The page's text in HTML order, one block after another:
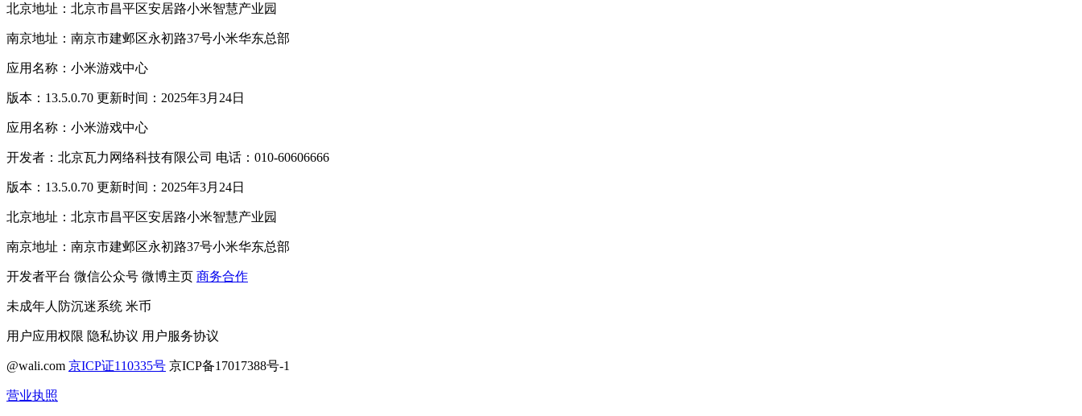
北京地址：北京市昌平区安居路小米智慧产业园
南京地址：南京市建邺区永初路37号小米华东总部
应用名称：小米游戏中心
版本：13.5.0.70 更新时间：2025年3月24日
应用名称：小米游戏中心
开发者：北京瓦力网络科技有限公司 电话：010-60606666
版本：13.5.0.70 更新时间：2025年3月24日
北京地址：北京市昌平区安居路小米智慧产业园
南京地址：南京市建邺区永初路37号小米华东总部
开发者平台 微信公众号 微博主页 商务合作
未成年人防沉迷系统 米币
用户应用权限 隐私协议 用户服务协议
@wali.com 京ICP证110335号 京ICP备17017388号-1
营业执照